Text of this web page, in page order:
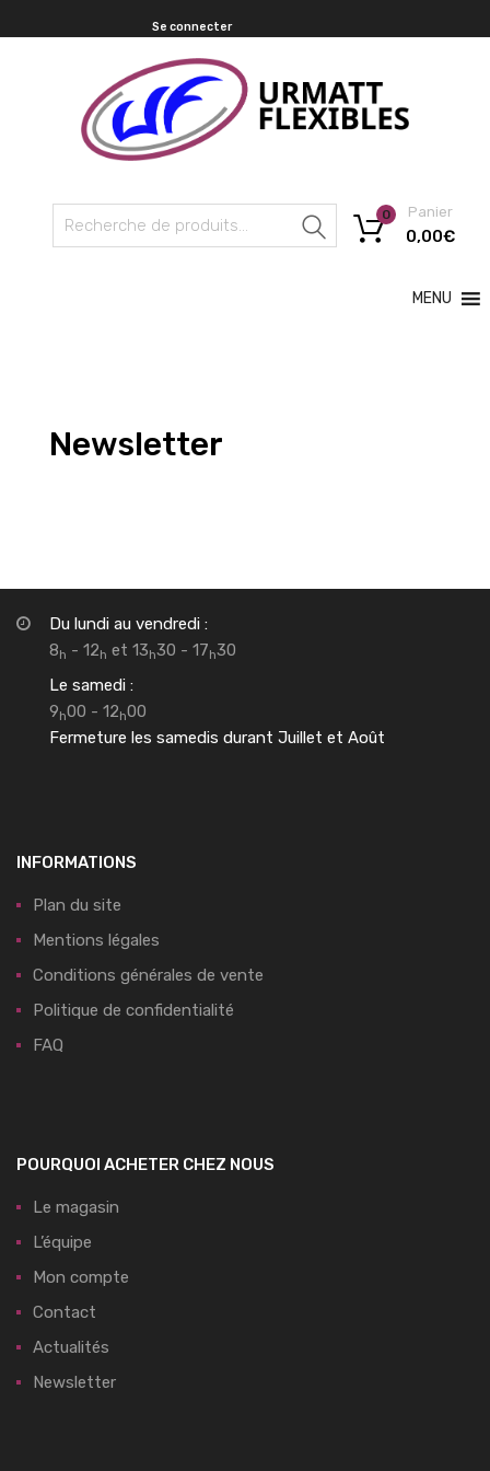
Se connecter
Recherche
Panier
0,00€
0
MENU
Newsletter
Du lundi au vendredi :
8h - 12h et 13h30 - 17h30
Le samedi :
9h00 - 12h00
Fermeture les samedis durant Juillet et Août
INFORMATIONS
Plan du site
Mentions légales
Conditions générales de vente
Politique de confidentialité
FAQ
POURQUOI ACHETER CHEZ NOUS
Le magasin
L’équipe
Mon compte
Contact
Actualités
Newsletter